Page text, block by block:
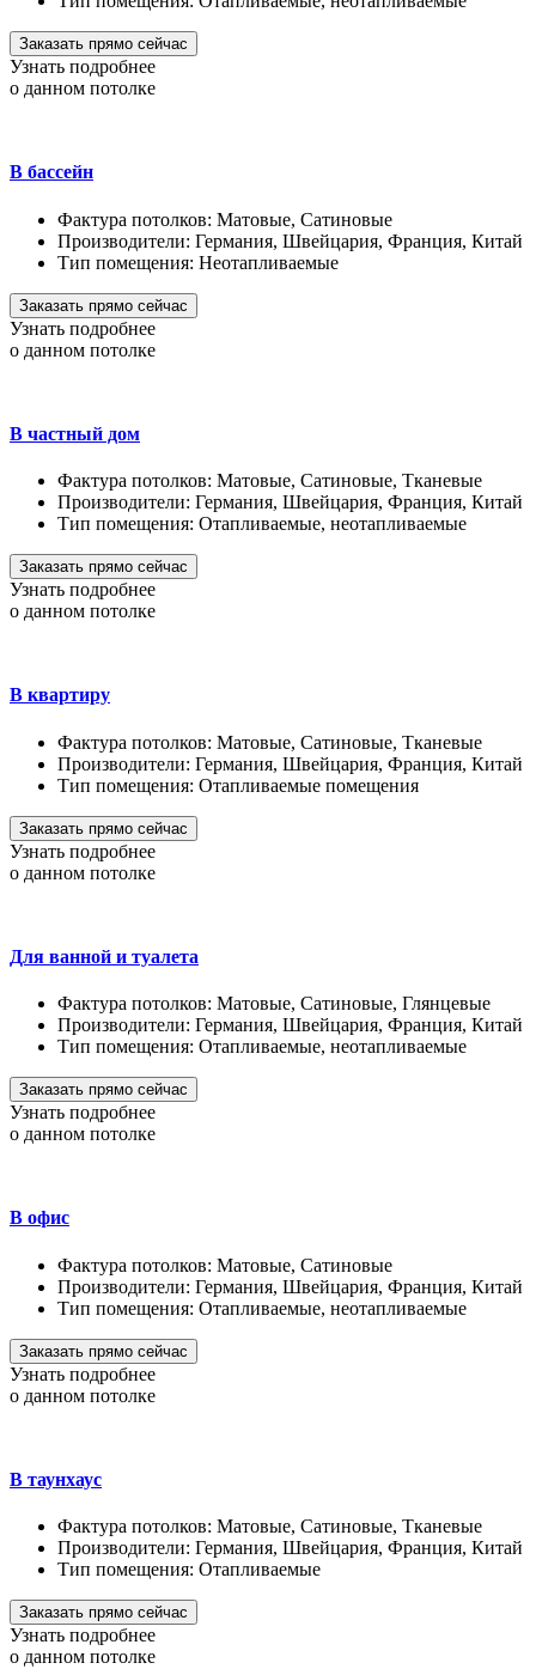
Заказать прямо сейчас
Узнать подробнее
о данном потолке
В бассейн
Фактура потолков: Матовые, Сатиновые
Производители: Германия, Швейцария, Франция, Китай
Тип помещения: Неотапливаемые
Заказать прямо сейчас
Узнать подробнее
о данном потолке
В частный дом
Фактура потолков: Матовые, Сатиновые, Тканевые
Производители: Германия, Швейцария, Франция, Китай
Тип помещения: Отапливаемые, неотапливаемые
Заказать прямо сейчас
Узнать подробнее
о данном потолке
В квартиру
Фактура потолков: Матовые, Сатиновые, Тканевые
Производители: Германия, Швейцария, Франция, Китай
Тип помещения: Отапливаемые помещения
Заказать прямо сейчас
Узнать подробнее
о данном потолке
Для ванной и туалета
Фактура потолков: Матовые, Сатиновые, Глянцевые
Производители: Германия, Швейцария, Франция, Китай
Тип помещения: Отапливаемые, неотапливаемые
Заказать прямо сейчас
Узнать подробнее
о данном потолке
В офис
Фактура потолков: Матовые, Сатиновые
Производители: Германия, Швейцария, Франция, Китай
Тип помещения: Отапливаемые, неотапливаемые
Заказать прямо сейчас
Узнать подробнее
о данном потолке
В таунхаус
Фактура потолков: Матовые, Сатиновые, Тканевые
Производители: Германия, Швейцария, Франция, Китай
Тип помещения: Отапливаемые
Заказать прямо сейчас
Узнать подробнее
о данном потолке